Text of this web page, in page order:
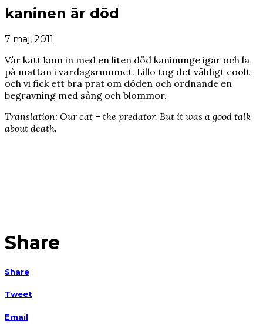
kaninen är död
7 maj, 2011
Vår katt kom in med en liten död kaninunge igår och la
på mattan i vardagsrummet. Lillo tog det väldigt coolt
och vi fick ett bra prat om döden och ordnande en
begravning med sång och blommor.
Translation: Our cat – the predator. But it was a good talk
about death.
Share
Share
Tweet
Email